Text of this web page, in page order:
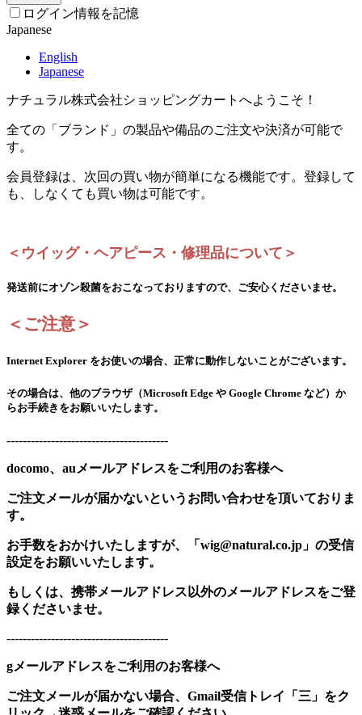
ログイン情報を記憶
Japanese
English
Japanese
ナチュラル株式会社ショッピングカートへようこそ！
全ての「ブランド」の製品や備品のご注文や決済が可能で
す。
会員登録は、次回の買い物が簡単になる機能です。登録して
も、しなくても買い物は可能です。
＜ウイッグ・ヘアピース・修理品について＞
発送前にオゾン殺菌をおこなっておりますので、ご安心くださいませ。
＜ご注意＞
Internet Explorer をお使いの場合、正常に動作しないことがございます。
その場合は、他のブラウザ（Microsoft Edge や Google Chrome など）か
らお手続きをお願いいたします。
----------------------------------------
docomo、auメールアドレスをご利用のお客様へ
ご注文メールが届かないというお問い合わせを頂いておりま
す。
お手数をおかけいたしますが、「wig@natural.co.jp」の受信
設定をお願いいたします。
もしくは、携帯メールアドレス以外のメールアドレスをご登
録くださいませ。
----------------------------------------
gメールアドレスをご利用のお客様へ
ご注文メールが届かない場合、Gmail受信トレイ「三」をク